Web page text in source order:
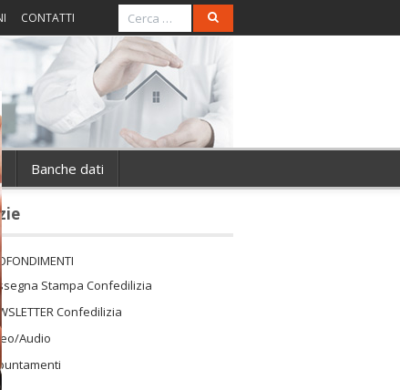
CONTATTI
Banche dati
Stampa Confedilizia
Confedilizia
Audio